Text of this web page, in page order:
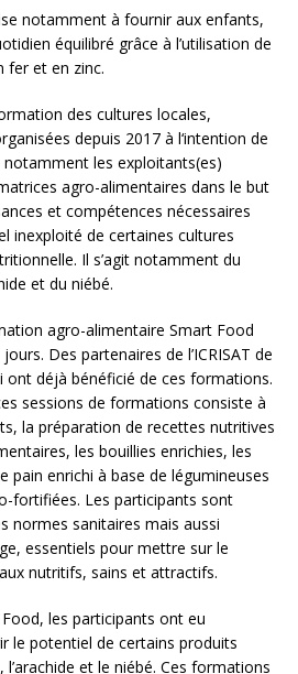
notamment à fournir aux enfants,
équilibré grâce à l’utilisation de
fer et en zinc.
des cultures locales,
depuis 2017 à l‘intention de
les exploitants(es)
agro-alimentaires dans le but
et compétences nécessaires
inexploité de certaines cultures
Il s’agit notamment du
et du niébé.
agro-alimentaire Smart Food
Des partenaires de l’ICRISAT de
ont déjà bénéficié de ces formations.
sessions de formations consiste à
la préparation de recettes nutritives
les bouillies enrichies, les
pain enrichi à base de légumineuses
fortifiées. Les participants sont
normes sanitaires mais aussi
essentiels pour mettre sur le
nutritifs, sains et attractifs.
les participants ont eu
le potentiel de certains produits
et le niébé. Ces formations